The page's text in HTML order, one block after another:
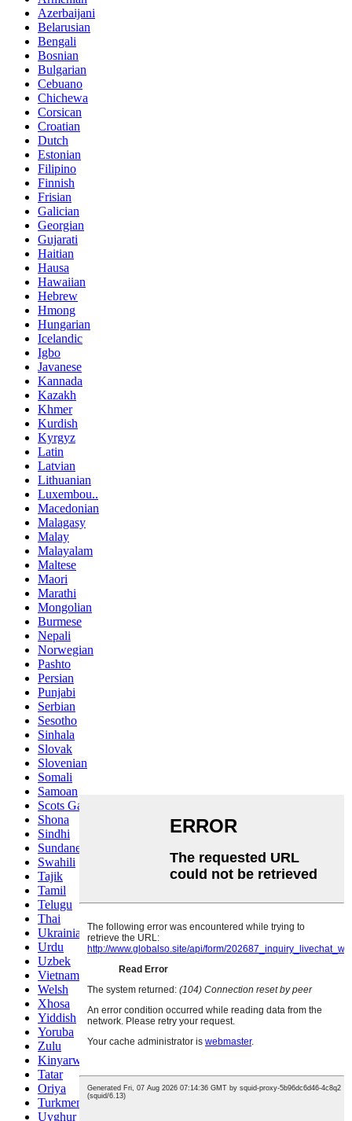
Azerbaijani
Belarusian
Bengali
Bosnian
Bulgarian
Cebuano
Chichewa
Corsican
Croatian
Dutch
Estonian
Filipino
Finnish
Frisian
Galician
Georgian
Gujarati
Haitian
Hausa
Hawaiian
Hebrew
Hmong
Hungarian
Icelandic
Igbo
Javanese
Kannada
Kazakh
Khmer
Kurdish
Kyrgyz
Latin
Latvian
Lithuanian
Luxembou..
Macedonian
Malagasy
Malay
Malayalam
Maltese
Maori
Marathi
Mongolian
Burmese
Nepali
Norwegian
Pashto
Persian
Punjabi
Serbian
Sesotho
Sinhala
Slovak
Slovenian
Somali
Samoan
Scots Gaelic
Shona
Sindhi
Sundanese
Swahili
Tajik
Tamil
Telugu
Thai
Ukrainian
Urdu
Uzbek
Vietnamese
Welsh
Xhosa
Yiddish
Yoruba
Zulu
Kinyarwanda
Tatar
Oriya
Turkmen
Uyghur